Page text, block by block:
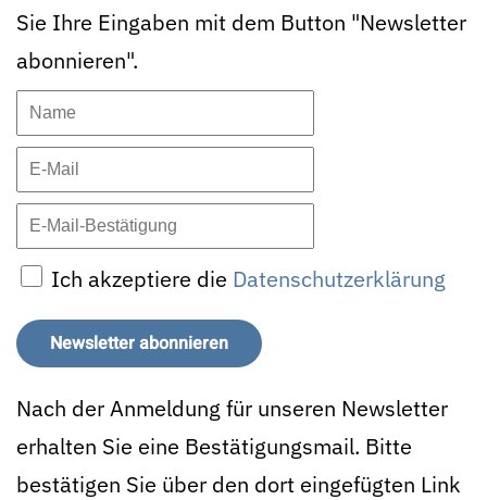
Sie Ihre Eingaben mit dem Button "Newsletter
abonnieren".
Ich akzeptiere die Datenschutzerklärung
Newsletter abonnieren
Nach der Anmeldung für unseren Newsletter
erhalten Sie eine Bestätigungsmail. Bitte
bestätigen Sie über den dort eingefügten Link